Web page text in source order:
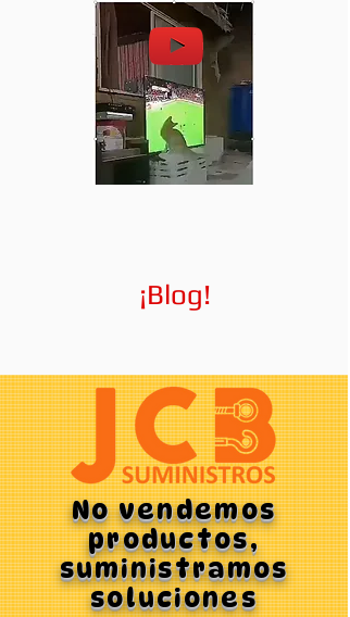
¡Blog!
No vendemos
productos,
suministramos
soluciones